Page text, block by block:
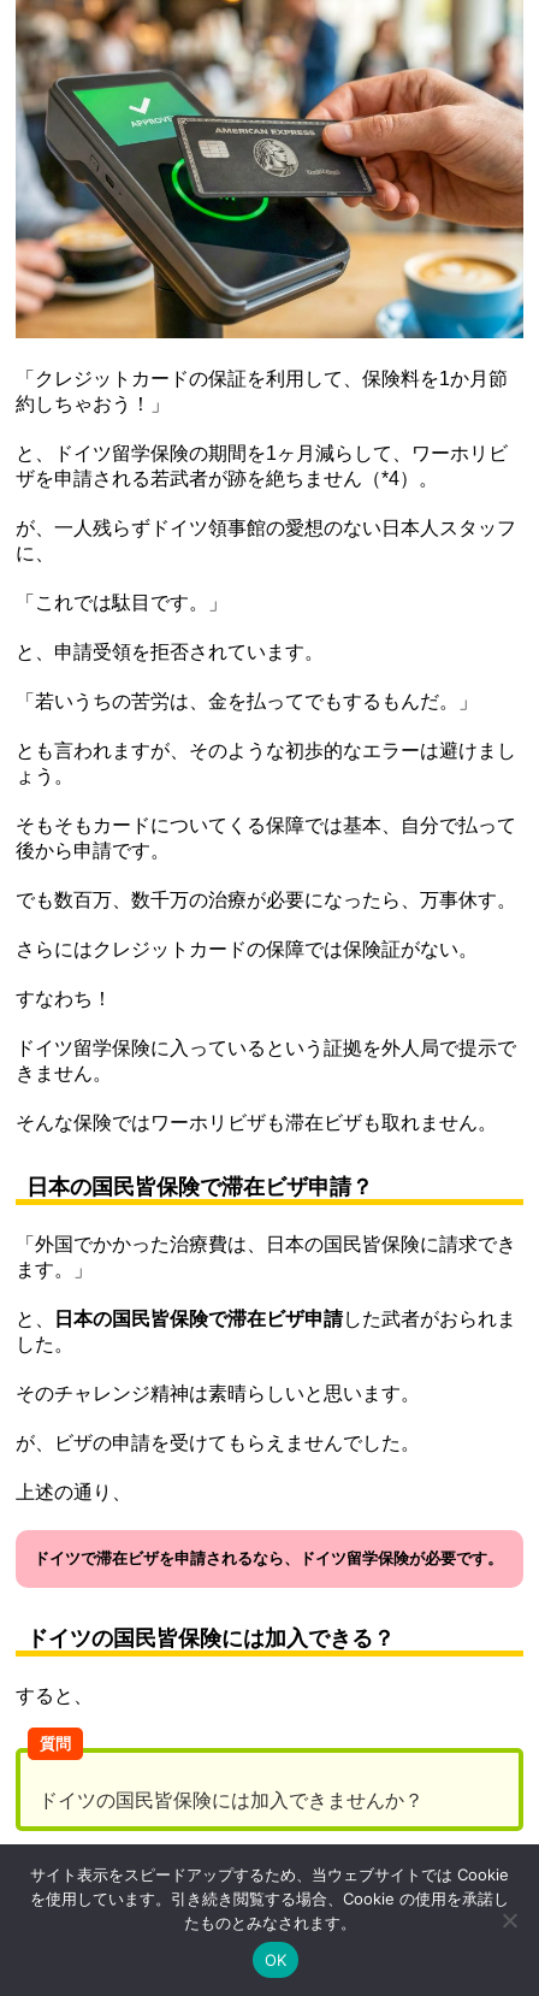
「クレジットカードの保証を利用して、保険料を1か月節
約しちゃおう！」
と、ドイツ留学保険の期間を1ヶ月減らして、ワーホリビ
ザを申請される若武者が跡を絶ちません（*4）。
が、一人残らずドイツ領事館の愛想のない日本人スタッフ
に、
「これでは駄目です。」
と、申請受領を拒否されています。
「若いうちの苦労は、金を払ってでもするもんだ。」
とも言われますが、そのような初歩的なエラーは避けまし
ょう。
そもそもカードについてくる保障では基本、自分で払って
後から申請です。
でも数百万、数千万の治療が必要になったら、万事休す。
さらにはクレジットカードの保障では保険証がない。
すなわち！
ドイツ留学保険に入っているという証拠を外人局で提示で
きません。
そんな保険ではワーホリビザも滞在ビザも取れません。
日本の国民皆保険で滞在ビザ申請？
「外国でかかった治療費は、日本の国民皆保険に請求でき
ます。」
と、 日本の国民皆保険で滞在ビザ申請した武者がおられま
した。
そのチャレンジ精神は素晴らしいと思います。
が、ビザの申請を受けてもらえませんでした。
上述の通り、
ドイツで滞在ビザを申請されるなら、ドイツ留学保険が必要です。
ドイツの国民皆保険には加入できる？
すると、
質問
ドイツの国民皆保険には加入できませんか？
とお尋ねいただきます。
解説していますが、
サイト表示をスピードアップするため、当ウェブサイトでは Cookie
を使用しています。引き続き閲覧する場合、Cookie の使用を承諾し
たものとみなされます。
OK